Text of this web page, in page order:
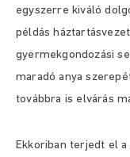
egyszerre kiváló
példás
gyermekgondozási
maradó anya
továbbra is elvárás
Ekkoriban terjedt el a